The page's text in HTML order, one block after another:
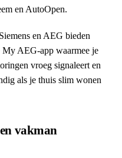
en AutoOpen.
en AEG bieden
AEG-app waarmee je
vroeg signaleert en
als je thuis slim wonen
vakman